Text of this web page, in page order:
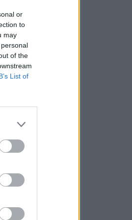
or
to
may
of the
List of